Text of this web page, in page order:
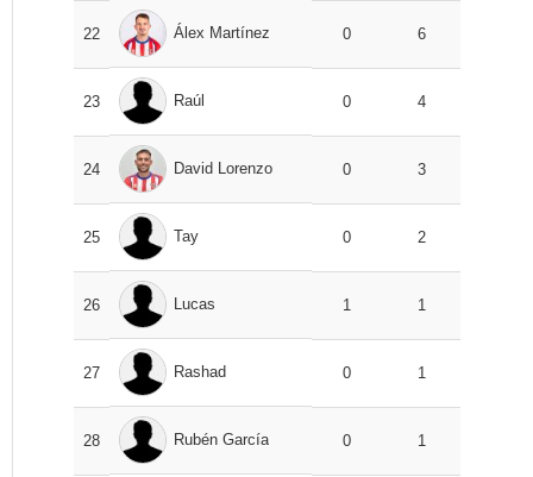
22 Álex Martínez 0 6
23 Raúl 0 4
24 David Lorenzo 0 3
25 Tay 0 2
26 Lucas 1 1
27 Rashad 0 1
28 Rubén García 0 1